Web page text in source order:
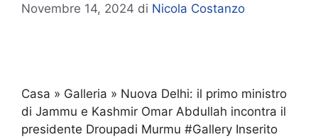
Novembre 14, 2024 di Nicola Costanzo
Casa » Galleria » Nuova Delhi: il primo ministro
di Jammu e Kashmir Omar Abdullah incontra il
presidente Droupadi Murmu #Gallery Inserito